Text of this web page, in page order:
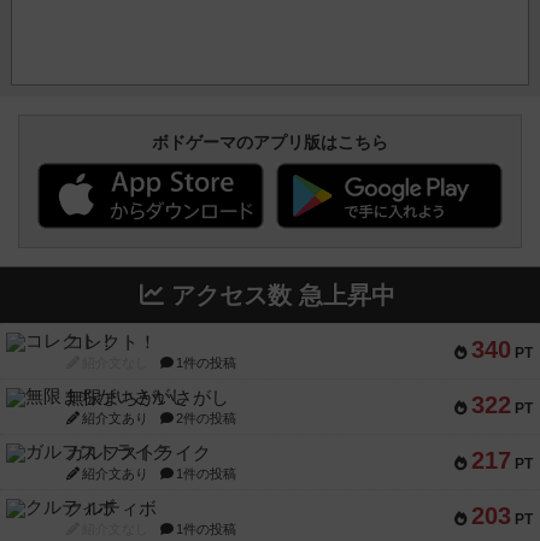
ボドゲーマのアプリ版はこちら
アクセス数 急上昇中
340 PT
コレクト！
1件の投稿
322 PT
無限まちがいさがし
紹介文あり 2件の投稿
217 PT
ガルフストライク
紹介文あり 1件の投稿
203 PT
クルティボ
1件の投稿